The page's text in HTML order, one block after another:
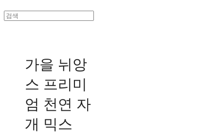
가을 뉘앙
스 프리미
엄 천연 자
개 믹스